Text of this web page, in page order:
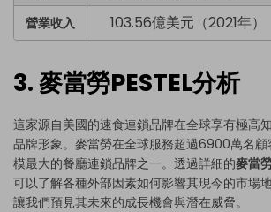
營業收入 103.56億美元（2021年）
3. 麥當勞PESTEL分析
這家源自美國的速食連鎖品牌在全球享有極高
品牌形象。麥當勞在全球服務超過6900萬名顧
模最大的餐廳連鎖品牌之一。透過詳細的麥當
可以了解各種外部因素如何影響其現今的市場
讓我們預見其未來的成長機會與潛在威脅。